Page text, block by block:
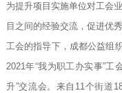
为提升项目实施单位对工会
目之间的经验交流，促进优
工会的指导下，成都公益组
2021年“我为职工办实事”工
升”交流会。来自11个街道